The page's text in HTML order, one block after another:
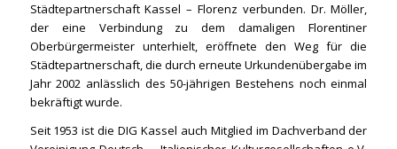
Städtepartnerschaft Kassel – Florenz verbunden. Dr. Möller,
der eine Verbindung zu dem damaligen Florentiner
Oberbürgermeister unterhielt, eröffnete den Weg für die
Städtepartnerschaft, die durch erneute Urkundenübergabe im
Jahr 2002 anlässlich des 50-jährigen Bestehens noch einmal
bekräftigt wurde.
Seit 1953 ist die DIG Kassel auch Mitglied im Dachverband der